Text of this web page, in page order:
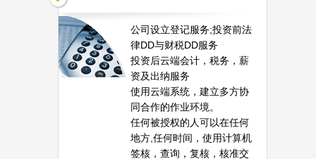
公司设立登记服务;投资前法
律DD与财税DD服务
投资后云端会计，税务，薪
资及出纳服务
使用云端系统，建立多方协
同合作的作业环境。
任何被授权的人可以在任何
地方,任何时间，使用计算机
签核，查询，复核，核准交